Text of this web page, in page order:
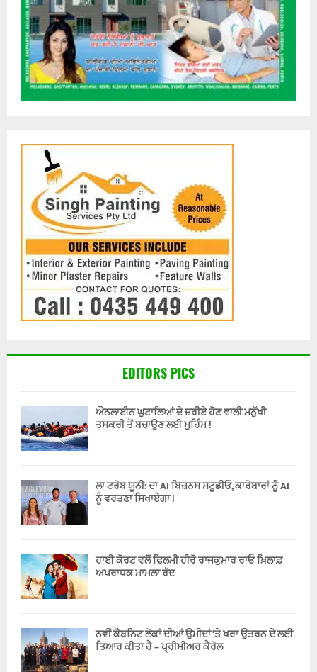
EDITORS PICS
ਔਨਲਾਈਨ ਘੁਟਾਲਿਆਂ ਦੇ ਜ਼ਰੀਏ ਹੋਣ ਵਾਲੀ ਮਨੁੱਖੀ
ਤਸਕਰੀ ਤੋਂ ਬਚਾਉਣ ਲਈ ਮੁਹਿੰਮ !
ਲਾ ਟਰੋਬ ਯੂਨੀ: ਦਾ AI ਬਿਜ਼ਨਸ ਸਟੂਡੀਓ, ਕਾਰੋਬਾਰਾਂ ਨੂੰ AI
ਨੂੰ ਵਰਤਣਾ ਸਿਖਾਏਗਾ !
ਹਾਈ ਕੋਰਟ ਵਲੋਂ ਫਿਲਮੀ ਹੀਰੋ ਰਾਜਕੁਮਾਰ ਰਾਓ ਖ਼ਿਲਾਫ਼
ਅਪਰਾਧਕ ਮਾਮਲਾ ਰੱਦ
ਨਵੀਂ ਕੈਬਨਿਟ ਲੋਕਾਂ ਦੀਆਂ ਉਮੀਦਾਂ ‘ਤੇ ਖਰਾ ਉਤਰਨ ਦੇ ਲਈ
ਤਿਆਰ ਕੀਤਾ ਹੈ – ਪ੍ਰੀਮੀਅਰ ਕੈਰੋਲ